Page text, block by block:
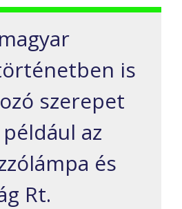
is
szerepet
az
és
Rt.